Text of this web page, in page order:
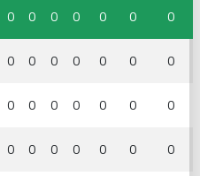
0 0 0 0 0 0 0
0 0 0 0 0 0 0
0 0 0 0 0 0 0
0 0 0 0 0 0 0